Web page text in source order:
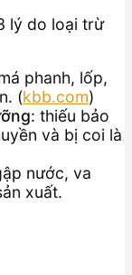
lý do loại trừ
phanh, lốp,
(kbb.com)
: thiếu bảo
và bị coi là
nước, va
xuất.